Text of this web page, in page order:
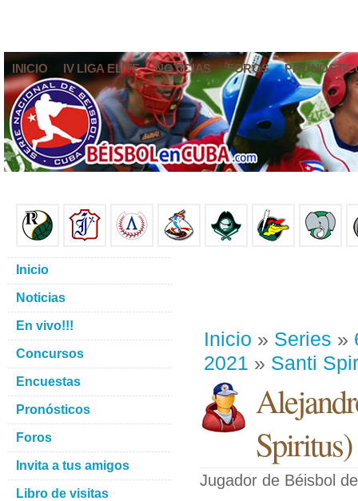
INICIO IV LIGA ELITE NOTICIAS FOROS
Inicio » Series »
2021 » Santi
Spiritus)
Jugador de Béisbol
Inicio
Noticias
En vivo!!!
Concursos
Encuestas
Pronósticos
Foros
Invita a tus amigos
Libro de visitas